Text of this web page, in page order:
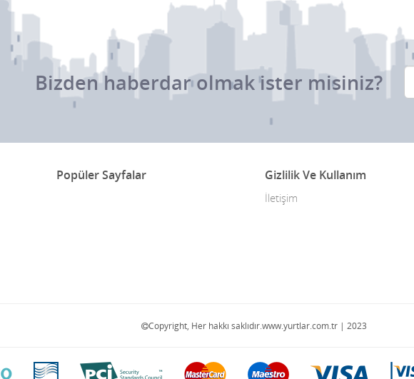
Bizden haberdar olmak ister misiniz?
Popüler Sayfalar Gizlilik Ve Kullanım
İletişim
Copyright, Her hakkı saklıdır.www.yurtlar.com.tr | 2023